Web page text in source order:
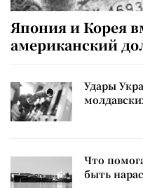
Япония и Корея
американский
Удары
Что
быть